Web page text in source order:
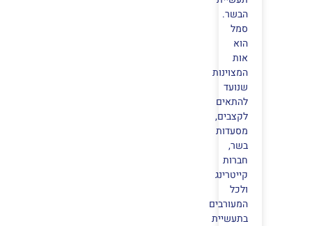
הבשר.
סמל
הוא
אות
המצוינות
שנועד
להתאים
לקצבים,
מסעדות
בשר,
חברות
קייטרינג
ולכל
המעורבים
בתעשיית